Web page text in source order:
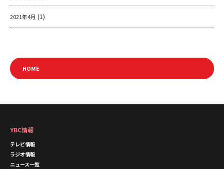
2021年4月 (1)
HOME
YBC情報
テレビ情報
ラジオ情報
ニュース一覧